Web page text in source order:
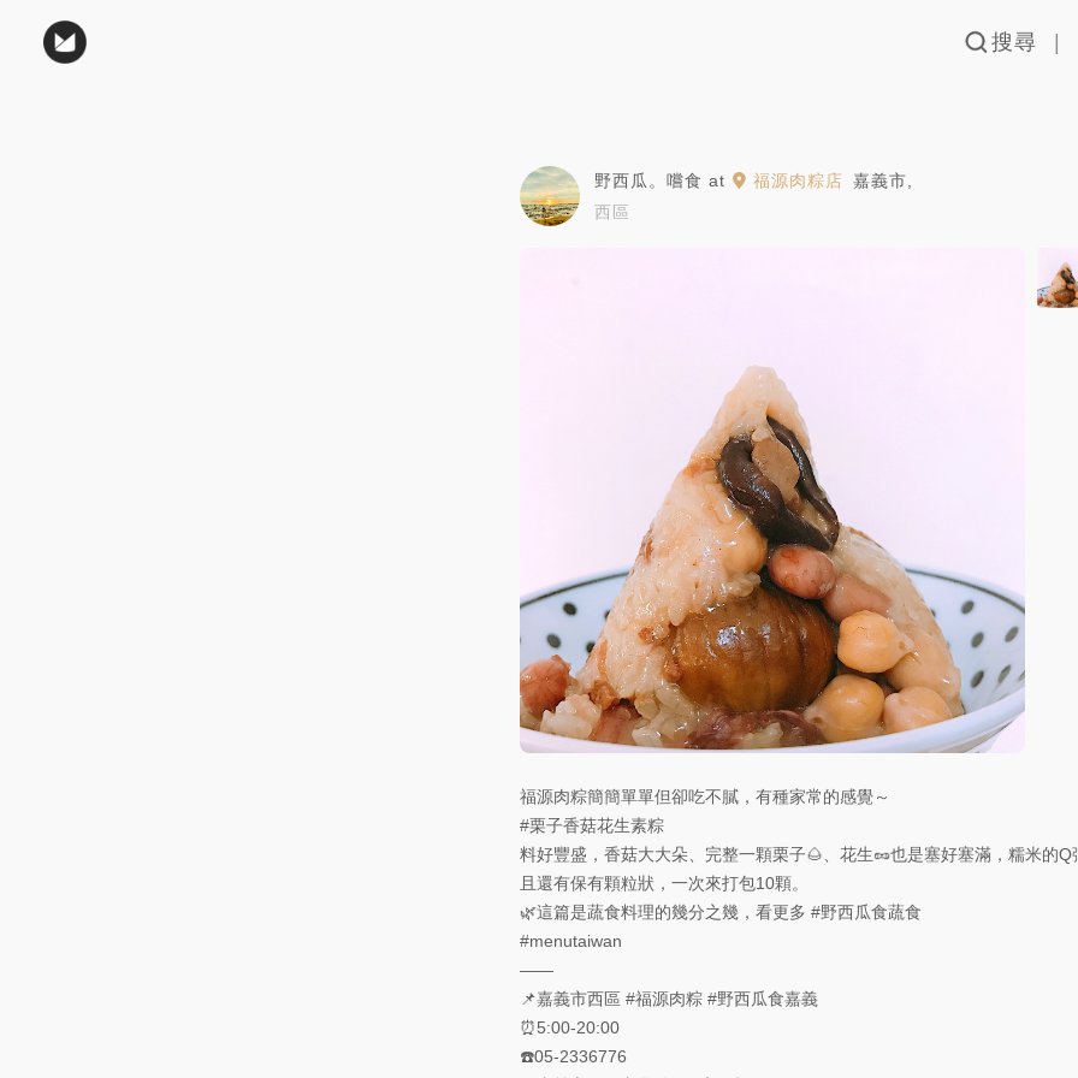
搜尋
野西瓜。嚐食 at 福源肉粽店 嘉義市
西區
福源肉粽簡簡單單但卻吃不膩，有種家常的感覺～
#栗子香菇花生素粽
料好豐盛，香菇大大朵、完整一顆栗子🌰、花生🥜也是塞好塞滿，糯米的Q
且還有保有顆粒狀，一次來打包10顆。
🌿這篇是蔬食料理的幾分之幾，看更多 #野西瓜食蔬食
#menutaiwan
——
📌嘉義市西區 #福源肉粽 #野西瓜食嘉義
⏰5:00-20:00
☎️05-2336776